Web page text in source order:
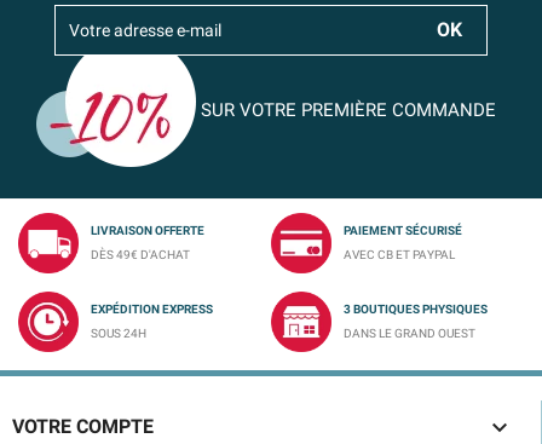
SUR VOTRE PREMIÈRE COMMANDE
LIVRAISON OFFERTE
DÈS 49€ D'ACHAT
PAIEMENT SÉCURISÉ
AVEC CB ET PAYPAL
EXPÉDITION EXPRESS
SOUS 24H
3 BOUTIQUES PHYSIQUES
DANS LE GRAND OUEST
VOTRE COMPTE 